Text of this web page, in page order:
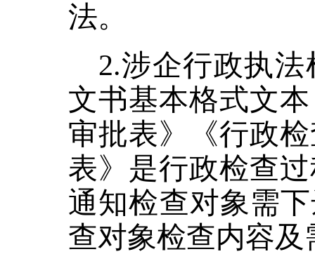
法。
2.涉企行政执
文书基本格式文
审批表》《行政
表》是行政检查
通知检查对象需
查对象检查内容